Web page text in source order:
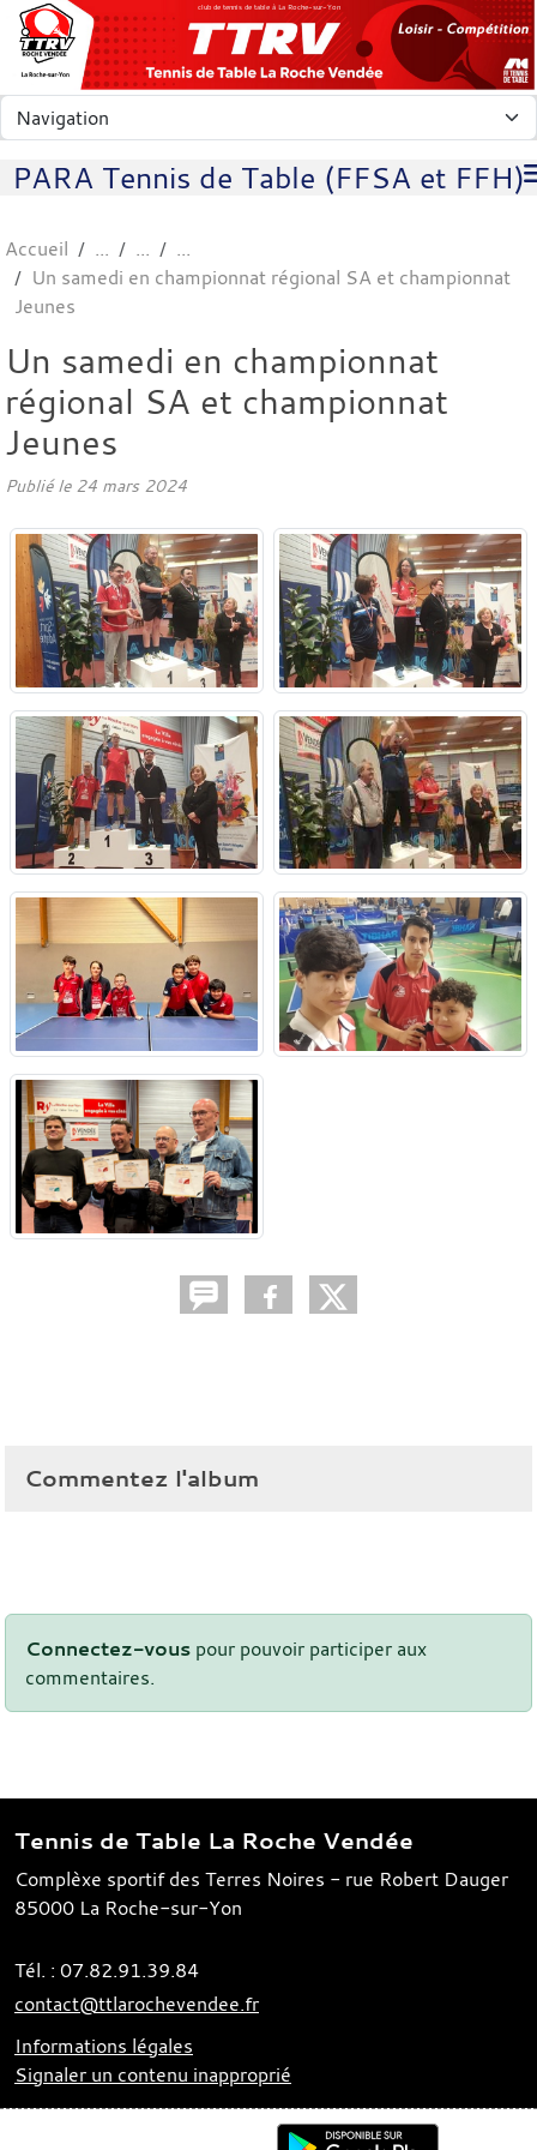
club de tennis de table à La Roche-sur-Yon
PARA Tennis de Table (FFSA et FFH)
Accueil
Un samedi en championnat régional SA et championnat
Jeunes
Un samedi en championnat
régional SA et championnat
Jeunes
Publié le 24 mars 2024
Commentez l'album
Connectez-vous pour pouvoir participer aux
commentaires.
Tennis de Table La Roche Vendée
Complèxe sportif des Terres Noires - rue Robert Dauger
85000 La Roche-sur-Yon
Tél. : 07.82.91.39.84
contact@ttlarochevendee.fr
Informations légales
Signaler un contenu inapproprié
Panneau de gestion des cookies